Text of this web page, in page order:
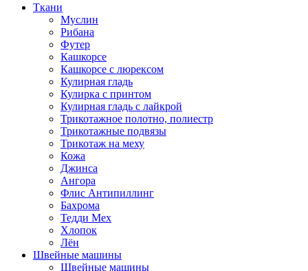
Ткани
Муслин
Рибана
Футер
Кашкорсе
Кашкорсе с люрексом
Кулирная гладь
Кулирка с принтом
Кулирная гладь с лайкрой
Трикотажное полотно, полиестр
Трикотажные подвязы
Трикотаж на меху
Кожа
Джинса
Ангора
Флис Антипиллинг
Бахрома
Тедди Мех
Хлопок
Лён
Швейные машины
Швейные машины